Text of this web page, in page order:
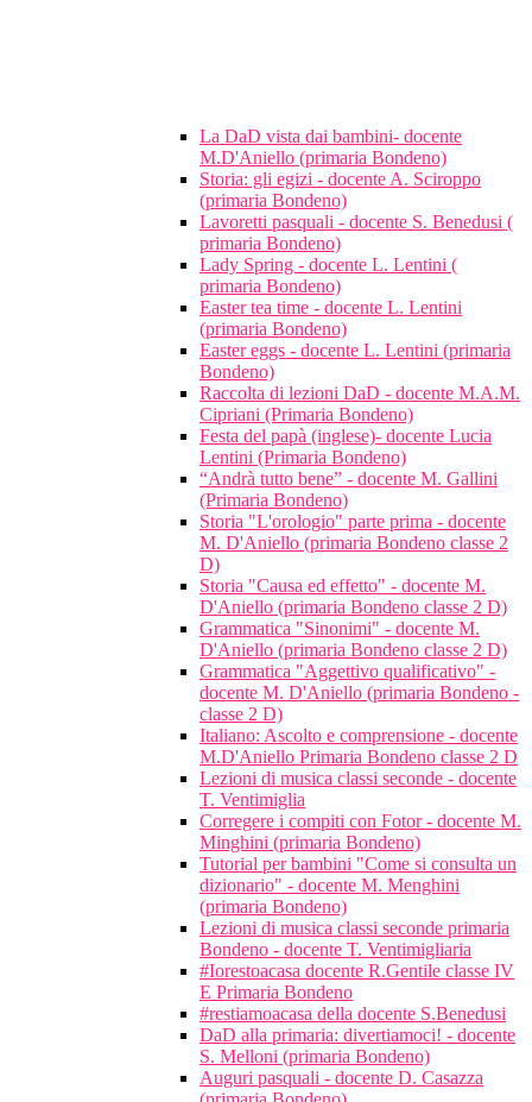
La DaD vista dai bambini- docente
M.D'Aniello (primaria Bondeno)
Storia: gli egizi - docente A. Sciroppo
(primaria Bondeno)
Lavoretti pasquali - docente S. Benedusi (
primaria Bondeno)
Lady Spring - docente L. Lentini (
primaria Bondeno)
Easter tea time - docente L. Lentini
(primaria Bondeno)
Easter eggs - docente L. Lentini (primaria
Bondeno)
Raccolta di lezioni DaD - docente M.A.M.
Cipriani (Primaria Bondeno)
Festa del papà (inglese)- docente Lucia
Lentini (Primaria Bondeno)
“Andrà tutto bene” - docente M. Gallini
(Primaria Bondeno)
Storia "L'orologio" parte prima - docente
M. D'Aniello (primaria Bondeno classe 2
D)
Storia "Causa ed effetto" - docente M.
D'Aniello (primaria Bondeno classe 2 D)
Grammatica "Sinonimi" - docente M.
D'Aniello (primaria Bondeno classe 2 D)
Grammatica "Aggettivo qualificativo" -
docente M. D'Aniello (primaria Bondeno -
classe 2 D)
Italiano: Ascolto e comprensione - docente
M.D'Aniello Primaria Bondeno classe 2 D
Lezioni di musica classi seconde - docente
T. Ventimiglia
Corregere i compiti con Fotor - docente M.
Minghini (primaria Bondeno)
Tutorial per bambini "Come si consulta un
dizionario" - docente M. Menghini
(primaria Bondeno)
Lezioni di musica classi seconde primaria
Bondeno - docente T. Ventimigliaria
#Iorestoacasa docente R.Gentile classe IV
E Primaria Bondeno
#restiamoacasa della docente S.Benedusi
DaD alla primaria: divertiamoci! - docente
S. Melloni (primaria Bondeno)
Auguri pasquali - docente D. Casazza